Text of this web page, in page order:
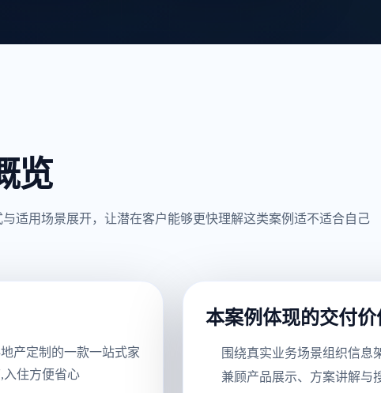
览
适用场景展开，让潜在客户能够更快理解这类案例适不适合自己
产定制的一款一站式家
入住方便省心
本案例体现的交付价
围绕真实业务场景组织信息
兼顾产品展示、方案讲解与